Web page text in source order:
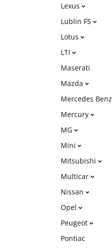
Lexus
Lublin FS
Lotus
LTI
Maserati
Mazda
Mercedes Benz
Mercury
MG
Mini
Mitsubishi
Multicar
Nissan
Opel
Peugeot
Pontiac